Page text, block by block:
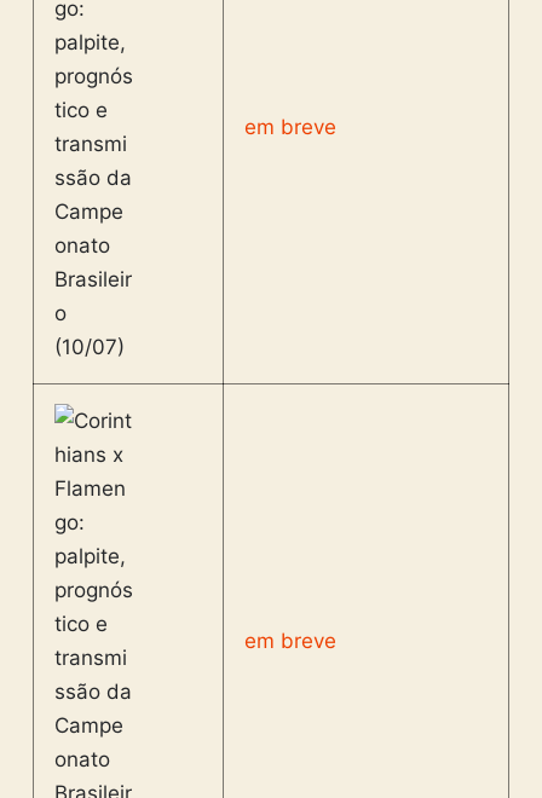
em breve
em breve